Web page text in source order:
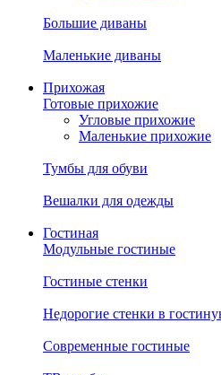
Большие диваны
Маленькие диваны
Прихожая
Готовые прихожие
Угловые прихожие
Маленькие прихожие
Тумбы для обуви
Вешалки для одежды
Гостиная
Модульные гостиные
Гостиные стенки
Недорогие стенки в
Современные гостиные